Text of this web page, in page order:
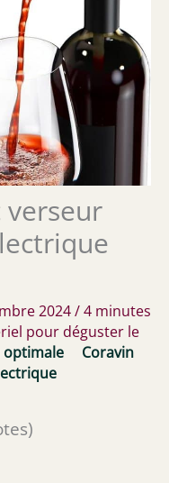
verseur
2024/4 minutes
pour déguster le
optimale
Coravin